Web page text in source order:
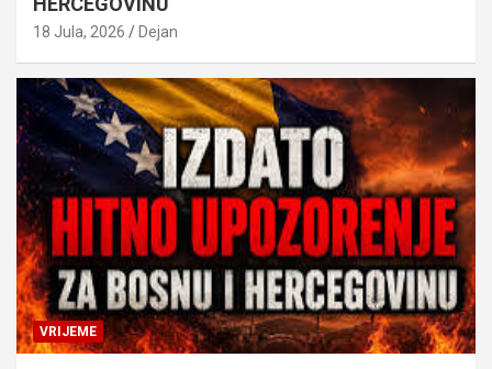
18 Jula, 2026 Dejan
VRIJEME